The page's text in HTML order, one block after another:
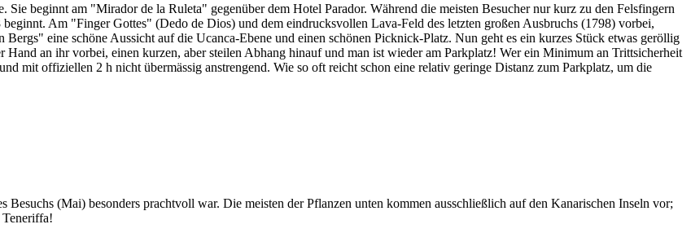
beginnt am "Mirador de la Ruleta" gegenüber dem Hotel Parador. Während die meisten Besucher nur kurz zu den Felsfingern
Am "Finger Gottes" (Dedo de Dios) und dem eindrucksvollen Lava-Feld des letzten großen Ausbruchs (1798) vorbei,
eine schöne Aussicht auf die Ucanca-Ebene und einen schönen Picknick-Platz. Nun geht es ein kurzes Stück etwas geröllig
an ihr vorbei, einen kurzen, aber steilen Abhang hinauf und man ist wieder am Parkplatz! Wer ein Minimum an Trittsicherheit
mit offiziellen 2 h nicht übermässig anstrengend. Wie so oft reicht schon eine relativ geringe Distanz zum Parkplatz, um die
(Mai) besonders prachtvoll war. Die meisten der Pflanzen unten kommen ausschließlich auf den Kanarischen Inseln vor;